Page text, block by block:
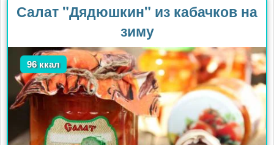
Салат "Дядюшкин" из кабачков на
зиму
96 ккал